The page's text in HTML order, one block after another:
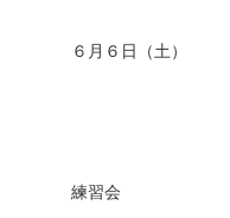
６月６日（土）
練習会